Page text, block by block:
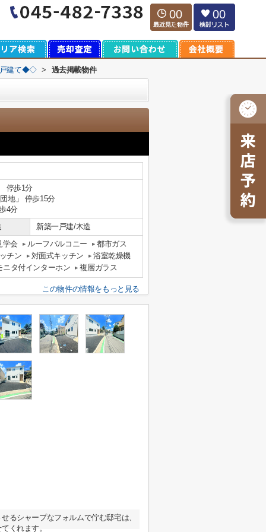
00 00
建て◆◇ > 過去掲載物件
停歩1分
地」 停歩15分
4分
新築一戸建/木造
学会 ルーフバルコニー
都市ガス
チン 対面式キッチン
浴室乾燥機
ニタ付インターホン 複層ガラス
この物件の情報をもっと見る
るシャープなフォルムで佇む邸宅は、
くれます。